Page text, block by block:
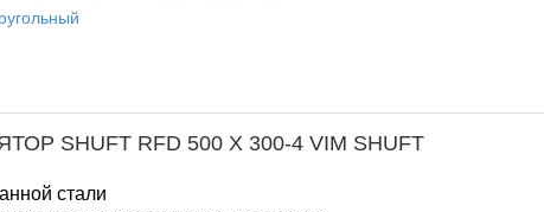
SHUFT RFD 500 Х 300-4 VIM SHUFT
стали